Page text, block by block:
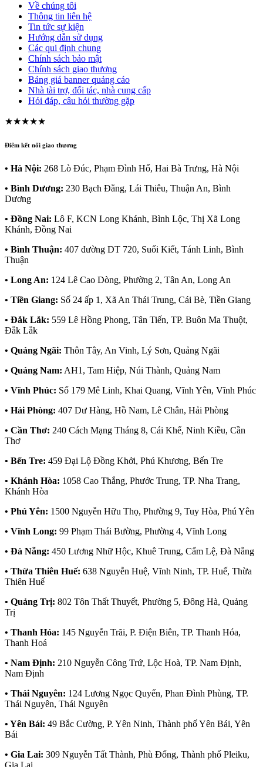
Về chúng tôi
Thông tin liên hệ
Tin tức sự kiện
Hướng dẫn sử dụng
Các qui định chung
Chính sách bảo mật
Chính sách giao thương
Bảng giá banner quảng cáo
Nhà tài trợ, đối tác, nhà cung cấp
Hỏi đáp, câu hỏi thường gặp
★★★★★
Điểm kết nối giao thương
• Hà Nội: 268 Lò Đúc, Phạm Đình Hổ, Hai Bà Trưng, Hà Nội
• Bình Dương: 230 Bạch Đằng, Lái Thiêu, Thuận An, Bình
Dương
• Đồng Nai: Lô F, KCN Long Khánh, Bình Lộc, Thị Xã Long
Khánh, Đồng Nai
• Bình Thuận: 407 đường DT 720, Suối Kiết, Tánh Linh, Bình
Thuận
• Long An: 124 Lê Cao Dòng, Phường 2, Tân An, Long An
• Tiền Giang: Số 24 ấp 1, Xã An Thái Trung, Cái Bè, Tiền Giang
• Đắk Lắk: 559 Lê Hồng Phong, Tân Tiến, TP. Buôn Ma Thuột,
Đắk Lắk
• Quảng Ngãi: Thôn Tây, An Vinh, Lý Sơn, Quảng Ngãi
• Quảng Nam: AH1, Tam Hiệp, Núi Thành, Quảng Nam
• Vĩnh Phúc: Số 179 Mê Linh, Khai Quang, Vĩnh Yên, Vĩnh Phúc
• Hải Phòng: 407 Dư Hàng, Hồ Nam, Lê Chân, Hải Phòng
• Cần Thơ: 240 Cách Mạng Tháng 8, Cái Khế, Ninh Kiều, Cần
Thơ
• Bến Tre: 459 Đại Lộ Đồng Khởi, Phú Khương, Bến Tre
• Khánh Hòa: 1058 Cao Thắng, Phước Trung, TP. Nha Trang,
Khánh Hòa
• Phú Yên: 1500 Nguyễn Hữu Thọ, Phường 9, Tuy Hòa, Phú Yên
• Vĩnh Long: 99 Phạm Thái Bường, Phường 4, Vĩnh Long
• Đà Nẵng: 450 Lương Nhữ Hộc, Khuê Trung, Cẩm Lệ, Đà Nẵng
• Thừa Thiên Huế: 638 Nguyễn Huệ, Vĩnh Ninh, TP. Huế, Thừa
Thiên Huế
• Quảng Trị: 802 Tôn Thất Thuyết, Phường 5, Đông Hà, Quảng
Trị
• Thanh Hóa: 145 Nguyễn Trãi, P. Điện Biên, TP. Thanh Hóa,
Thanh Hoá
• Nam Định: 210 Nguyễn Công Trứ, Lộc Hoà, TP. Nam Định,
Nam Định
• Thái Nguyên: 124 Lương Ngọc Quyến, Phan Đình Phùng, TP.
Thái Nguyên, Thái Nguyên
• Yên Bái: 49 Bắc Cường, P. Yên Ninh, Thành phố Yên Bái, Yên
Bái
• Gia Lai: 309 Nguyễn Tất Thành, Phù Đổng, Thành phố Pleiku,